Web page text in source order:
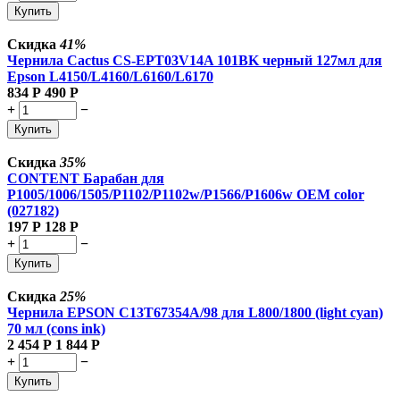
Купить
Скидка41%
Чернила Cactus CS-EPT03V14A 101BK черный 127мл для
Epson L4150/L4160/L6160/L6170
834 Р 490 Р
+
−
Купить
Скидка 35%
CONTENT Барабан для
P1005/1006/1505/P1102/P1102w/P1566/P1606w OEM color
(027182)
197 Р 128 Р
+
−
Купить
Скидка 25%
Чернила EPSON C13T67354A/98 для L800/1800 (light cyan)
70 мл (cons ink)
2 454 Р 1 844 Р
+
−
Купить